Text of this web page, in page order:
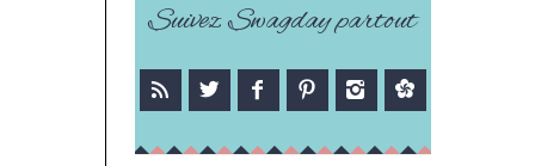
Suivez Swagday partout